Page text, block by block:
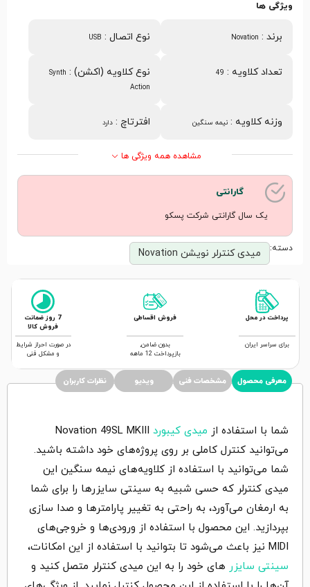
ویژگی ها
برند :
Novation نوع اتصال :
USB
تعداد کلاویه :
49 نوع کلاویه (اکشن) :
Synth
Action
وزنه کلاویه : نیمه سنگین افترتاچ :دارد
مشاهده همه ویژگی ها
گارانتی
یک سال گارانتی شرکت پسکو
دسته: میدی کنترلر نویشن Novation
پرداخت در محل
برای سراسر ایران
فروش اقساطی
بدون ضامن,
بازپرداخت 12 ماهه
7 روز ضمانت
فروش کالا
در صورت احراز شرایط
و مشکل فنی
معرفی محصول مشخصات فنی ویدیو نظرات کاربران
شما با استفاده از میدی کیبورد
می‌توانید کنترل کاملی بر روی پروژه‌های خود داشته باشید.
شما می‌توانید با استفاده از کلاویه‌های نیمه سنگین این
میدی کنترلر که حسی شبیه به سینتی سایزرها را برای شما
به ارمغان می‌آورد، به راحتی به تغییر پارامترها و صدا سازی
بپردازید. این محصول با استفاده از ورودی‌ها و خروجی‌های
MIDI نیز باعث می‌شود تا بتوانید با استفاده از این امکانات،
سینتی سایزر های خود را به این میدی کنترلر متصل کنید و